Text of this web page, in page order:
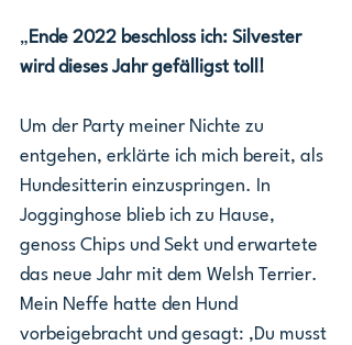
„ Ende 2022 beschloss ich: Silvester
wird dieses Jahr gefälligst toll!
Um der Party meiner Nichte zu
entgehen, erklärte ich mich bereit, als
Hundesitterin einzuspringen. In
Jogginghose blieb ich zu Hause,
genoss Chips und Sekt und erwartete
das neue Jahr mit dem Welsh Terrier.
Mein Neffe hatte den Hund
vorbeigebracht und gesagt: ,Du musst